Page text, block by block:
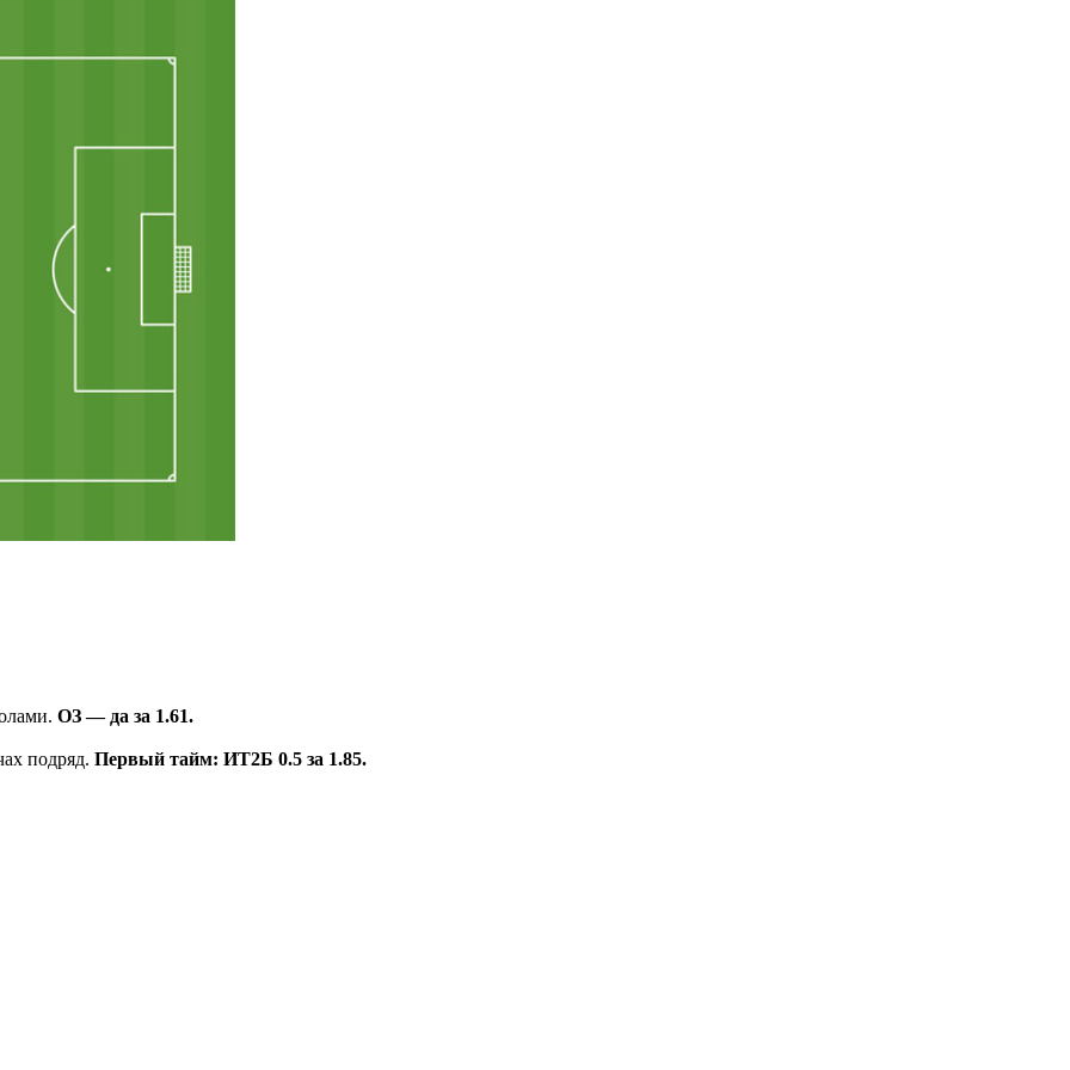
ОЗ ― да за 1.61.
подряд. Первый тайм: ИТ2Б 0.5 за 1.85.